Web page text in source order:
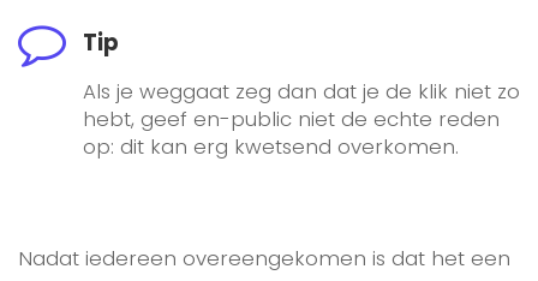
Tip
Als je weggaat zeg dan dat je de klik niet zo
hebt, geef en-public niet de echte reden
op: dit kan erg kwetsend overkomen.
Nadat iedereen overeengekomen is dat het een